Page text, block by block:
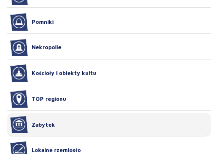
Pomniki
Nekropolie
Kościoły i obiekty kultu
TOP regionu
Zabytek
Lokalne rzemiosło